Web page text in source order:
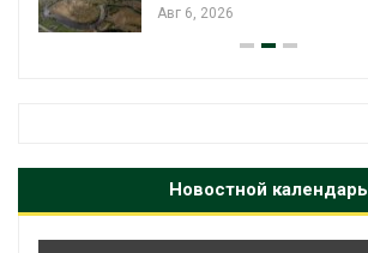
Авг 6, 2026
Новостной календарь